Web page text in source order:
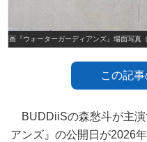
映画『ウォーターガーディアンズ』場面写
この記
BUDDiiSの森愁斗が主演
アンズ』の公開日が2026